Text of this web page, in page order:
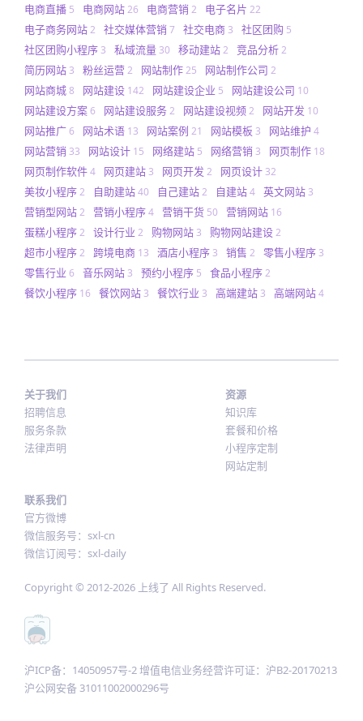
电商直播 5 电商网站26 电商营销 2 电子名片 22
电子商务网站2 社交媒体营销 7 社交电商 3 社区团购 5
社区团购小程序 3 私域流量 30 移动建站2 竞品分析2
简历网站 3 粉丝运营2 网站制作25 网站制作公司 2
网站商城8 网站建设 142 网站建设企业 5 网站建设公司 10
网站建设方案6 网站建设服务2 网站建设视频2 网站开发 10
网站推广6 网站术语 13 网站案例 21 网站模板 3 网站维护 4
网站营销 33 网站设计 15 网络建站 5 网络营销 3 网页制作 18
网页制作软件4 网页建站 3 网页开发 2 网页设计 32
美妆小程序2 自助建站40 自己建站2 自建站4 英文网站 3
营销型网站2 营销小程序4 营销干货 50 营销网站 16
蛋糕小程序2 设计行业 2 购物网站 3 购物网站建设2
超市小程序2 跨境电商 13 酒店小程序 3 销售 2 零售小程序 3
零售行业 6 音乐网站 3 预约小程序 5 食品小程序2
餐饮小程序 16 餐饮网站 3 餐饮行业 3 高端建站 3 高端网站4
关于我们
招聘信息
服务条款
法律声明
资源
知识库
套餐和价格
小程序定制
网站定制
联系我们
官方微博
微信服务号：sxl-cn
微信订阅号：sxl-daily
Copyright © 2012-2026 上线了 All Rights Reserved.
沪ICP备：14050957号-2 增值电信业务经营许可证：沪B2-20170213
沪公网安备 31011002000296号